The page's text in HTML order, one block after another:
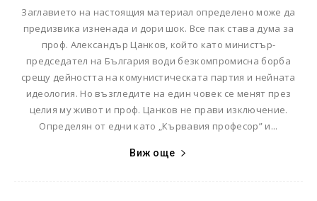
Заглавието на настоящия материал определено може да
предизвика изненада и дори шок. Все пак става дума за
проф. Александър Цанков, който като министър-
председател на България води безкомпромисна борба
срещу дейността на комунистическата партия и нейната
идеология. Но възгледите на един човек се менят през
целия му живот и проф. Цанков не прави изключение.
Определян от едни като „Кървавия професор” и...
Виж още